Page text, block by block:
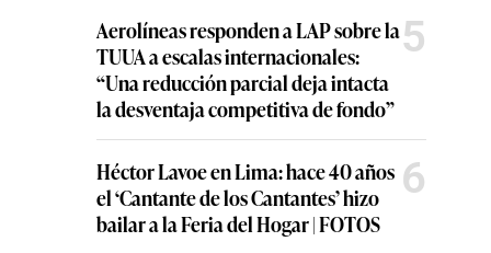
Aerolíneas responden a LAP sobre la
TUUA a escalas internacionales:
“Una reducción parcial deja intacta
la desventaja competitiva de fondo”
5
Héctor Lavoe en Lima: hace 40 años
el ‘Cantante de los Cantantes’ hizo
bailar a la Feria del Hogar | FOTOS
6